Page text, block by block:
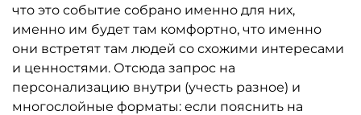
что это событие собрано именно для них,
именно им будет там комфортно, что именно
они встретят там людей со схожими интересами
и ценностями. Отсюда запрос на
персонализацию внутри (учесть разное) и
многослойные форматы: если пояснить на